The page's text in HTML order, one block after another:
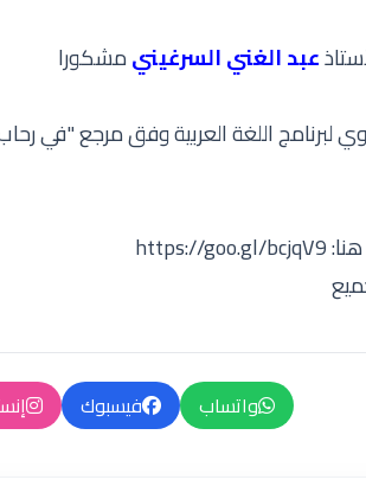
عبد الغني السرغينيمشكورا
لبرنامج اللغة العربية وفق مرجع "في رحاب
https://goo.gl/bcjqV9
واتساب فيسبوك